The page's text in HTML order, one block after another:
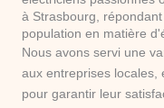
à Strasbourg,
population en matière
Nous avons servi une
aux entreprises locales,
pour garantir leur